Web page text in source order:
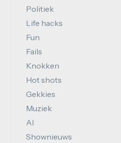
Politiek
Life hacks
Fun
Fails
Knokken
Hot shots
Gekkies
Muziek
AI
Shownieuws